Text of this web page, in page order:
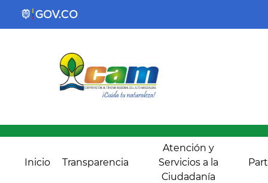
Inicio Transparencia
Atención y
Servicios a la
Ciudadanía